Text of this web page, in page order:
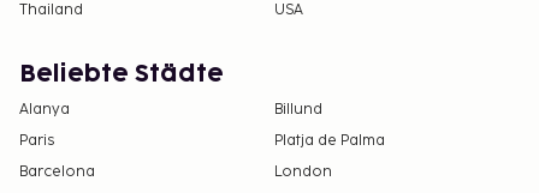
Thailand
USA
Beliebte Städte
Alanya
Billund
Paris
Platja de Palma
Barcelona
London